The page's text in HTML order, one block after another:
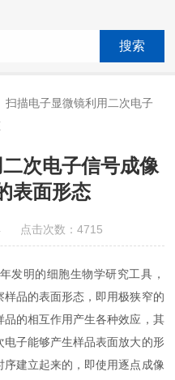
扫描电子显微镜利用二次电子
次电子信号成像
表面形态
点击次数：4715
明的细胞生物学研究工具，
品的表面形态，即用极狭窄的
的相互作用产生各种效应，其
子能够产生样品表面放大的形
建立起来的，即使用逐点成像